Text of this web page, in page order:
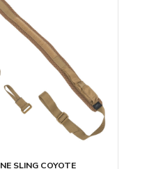
SLING COYOTE